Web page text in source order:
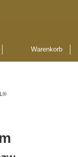
Warenkorb